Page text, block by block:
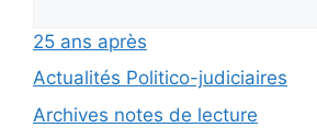
25 ans après
Actualités Politico-judiciaires
Archives notes de lecture